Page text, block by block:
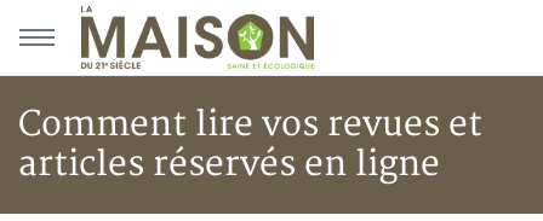
Aller au menu principal
Aller au contenu principal
Comment lire vos revues et
articles réservés en ligne